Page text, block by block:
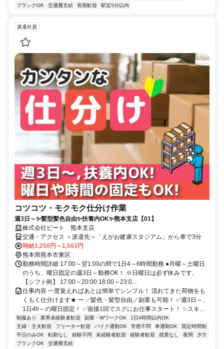
ブランクOK 交通費支給 長期歓迎 駅近5分以内
派遣社員
コツコツ・モクモク仕分け作業
週3日～✨髪型髪色自由✨扶養内OK✨熊本支店【01】
株式会社ビート 熊本支店
交通・アクセス ＜派遣先＞「えがお健康スタジアム」から車で3分
時給1,250円～1,563円
熊本県熊本市東区
勤務時間詳細 17:00～翌1:00の間で1日4～6時間勤務 ●月曜～土曜日
のうち、曜日固定の週3日～勤務OK！ ※日曜日は必ず休みです。
【シフト例】 17:00～20:00 18:00～23:0...
仕事内容 一度覚えればあとは簡単でシンプル！ 流れてきた荷物をも
くもく仕分けます★ ー ✅髪色・髪型自由／副業も可能！ ✅週3日～、
1日4h～の曜日固定！ ✅面接1回でスグにお仕事スタート！ ✨スキ...
制服あり 業界未経験者歓迎 副業・WワークOK
1日4時間以内OK
主婦・主夫歓迎
フリーター歓迎 バイク通勤OK 学歴不問 車通勤OK
固定時間制
平日のみOK
転勤なし 経験不問 未経験者歓迎 経験者歓迎 残業なし 夜間
夕方
ブランクOK
交通費支給